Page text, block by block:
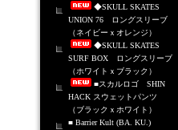
◆SKULL SKATES
UNION 76 ロングスリーブ
（ネイビーｘオレンジ）
◆SKULL SKATES
SURF BOX ロングスリーブ
（ホワイトｘブラック）
■スカルロゴ SHIN
HACK スウェットパンツ
（ブラックｘホワイト）
■ Barrier Kult (BA. KU.)